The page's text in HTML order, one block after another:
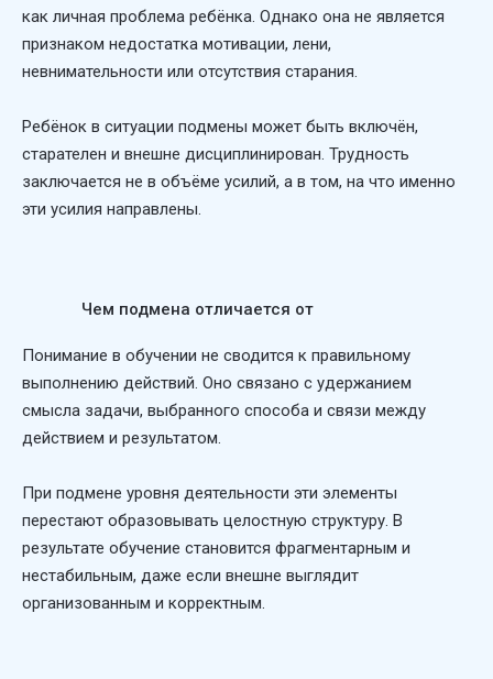
как личная проблема ребёнка. Однако она не является
признаком недостатка мотивации, лени,
невнимательности или отсутствия старания.
Ребёнок в ситуации подмены может быть включён,
старателен и внешне дисциплинирован. Трудность
заключается не в объёме усилий, а в том, на что именно
эти усилия направлены.
Чем подмена отличается от
Понимание в обучении не сводится к правильному
выполнению действий. Оно связано с удержанием
смысла задачи, выбранного способа и связи между
действием и результатом.
При подмене уровня деятельности эти элементы
перестают образовывать целостную структуру. В
результате обучение становится фрагментарным и
нестабильным, даже если внешне выглядит
организованным и корректным.